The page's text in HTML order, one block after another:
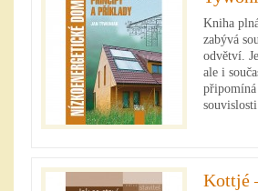
Kniha
zabývá
odvětví.
ale i
Kottjé